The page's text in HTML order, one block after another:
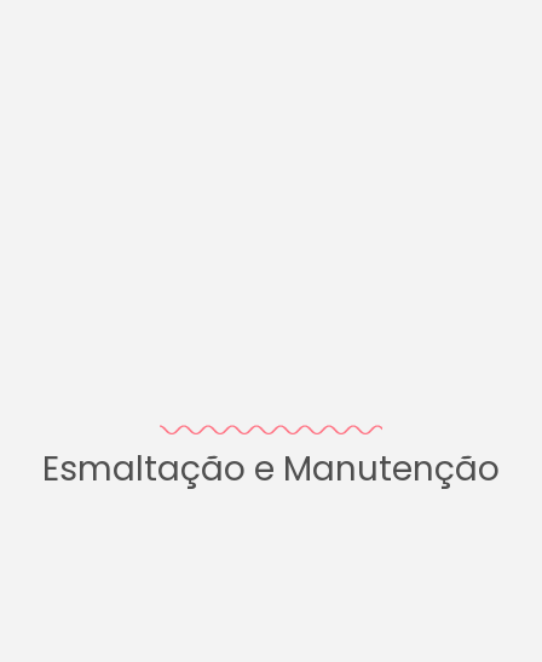
Esmaltação e Manutenção